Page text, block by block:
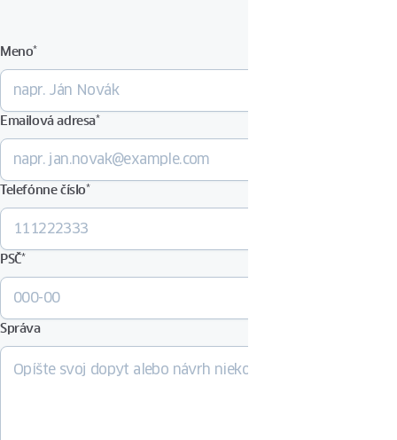
Meno*
Emailová adresa*
Telefónne číslo*
PSČ*
Správa